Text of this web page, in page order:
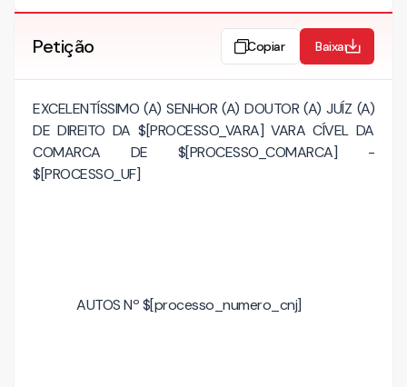
Petição Copiar Baixar
EXCELENTÍSSIMO (A) SENHOR (A) DOUTOR (A) JUÍZ (A)
DE DIREITO DA $[PROCESSO_VARA] VARA CÍVEL DA
COMARCA DE $[PROCESSO_COMARCA] -
$[PROCESSO_UF]
AUTOS Nº $[processo_numero_cnj]